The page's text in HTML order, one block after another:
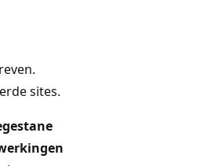
sites.